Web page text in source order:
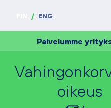
/ ENG
oikeus
Palvelumme